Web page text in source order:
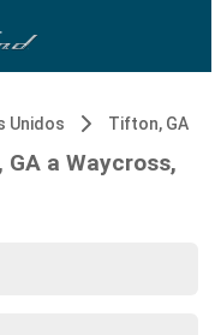
Unidos Tifton, GA
a Waycross,